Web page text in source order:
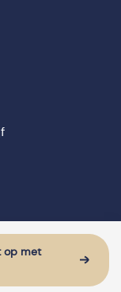
op met